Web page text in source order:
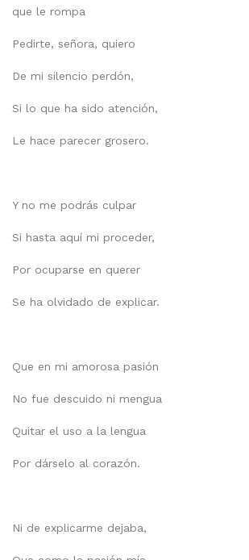
que le rompa
Pedirte, señora, quiero
De mi silencio perdón,
Si lo que ha sido atención,
Le hace parecer grosero.
Y no me podrás culpar
Si hasta aquí mi proceder,
Por ocuparse en querer
Se ha olvidado de explicar.
Que en mi amorosa pasión
No fue descuido ni mengua
Quitar el uso a la lengua
Por dárselo al corazón.
Ni de explicarme dejaba,